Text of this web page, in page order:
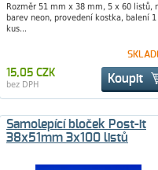
Rozměr 51 mm x 38 mm, 5 x 60 listů,
barev neon, provedení kostka, balení 1
kus...
Koupit
15,05 CZK
bez DPH
Samolepící bloček Post-it
38x51mm 3x100 listů